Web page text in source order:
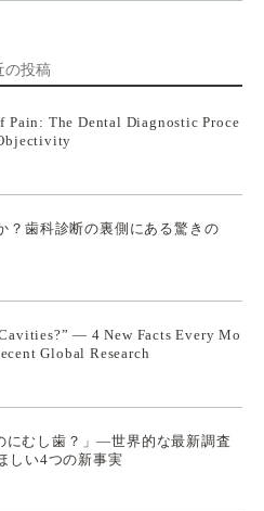
の投稿
Pain: The Dental Diagnostic Proce
？歯科診断の裏側にある驚きの
— 4 New Facts Every Mo
Global Research
にむし歯？」—世界的な最新調査
しい4つの新事実